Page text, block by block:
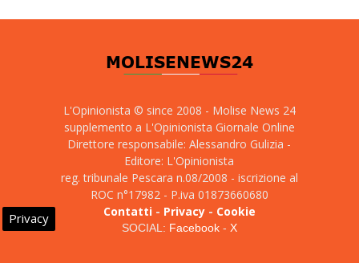
L'Opinionista © since 2008 - Molise News 24
supplemento a L'Opinionista Giornale Online
Direttore responsabile: Alessandro Gulizia -
Editore: L'Opinionista
reg. tribunale Pescara n.08/2008 - iscrizione al
ROC n°17982 - P.iva 01873660680
Contatti- Privacy- Cookie
SOCIAL: Facebook- X
Privacy